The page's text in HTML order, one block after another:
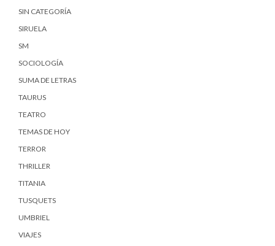
SIN CATEGORÍA
SIRUELA
SM
SOCIOLOGÍA
SUMA DE LETRAS
TAURUS
TEATRO
TEMAS DE HOY
TERROR
THRILLER
TITANIA
TUSQUETS
UMBRIEL
VIAJES